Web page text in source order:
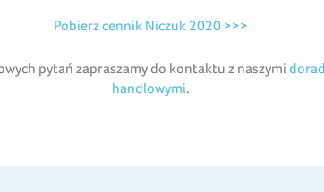
Pobierz cennik Niczuk 2020 >>>
pytań zapraszamy do kontaktu z naszymi
handlowymi.